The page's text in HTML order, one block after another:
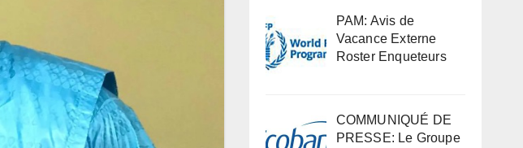
PAM: Avis de
Vacance Externe
Roster Enqueteurs
COMMUNIQUÉ DE
PRESSE: Le Groupe